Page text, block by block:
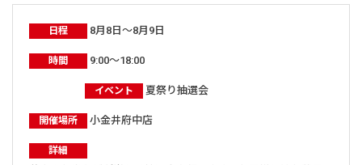
日程 8月8日～8月9日
時間 9:00～18:00
イベント 夏祭り抽選会
開催場所 小金井府中店
詳細